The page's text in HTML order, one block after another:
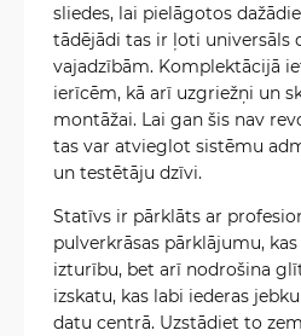
sliedes, lai pielāgotos
tādējādi tas ir ļoti universāls
vajadzībām. Komplektācijā
ierīcēm, kā arī uzgriežņi un
montāžai. Lai gan šis nav
tas var atvieglot sistēmu
un testētāju dzīvi.
Statīvs ir pārklāts ar
pulverkrāsas pārklājumu,
izturību, bet arī nodrošina
izskatu, kas labi iederas
datu centrā. Uzstādiet to